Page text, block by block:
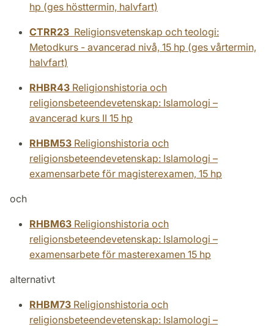
hp (ges hösttermin, halvfart)
CTRR23 Religionsvetenskap och teologi:
Metodkurs - avancerad nivå, 15 hp (ges vårtermin,
halvfart)
RHBR43 Religionshistoria och
religionsbeteendevetenskap: Islamologi –
avancerad kurs II 15 hp
RHBM53 Religionshistoria och
religionsbeteendevetenskap: Islamologi –
examensarbete för magisterexamen, 15 hp
och
RHBM63 Religionshistoria och
religionsbeteendevetenskap: Islamologi –
examensarbete för masterexamen 15 hp
alternativt
RHBM73 Religionshistoria och
religionsbeteendevetenskap: Islamologi –